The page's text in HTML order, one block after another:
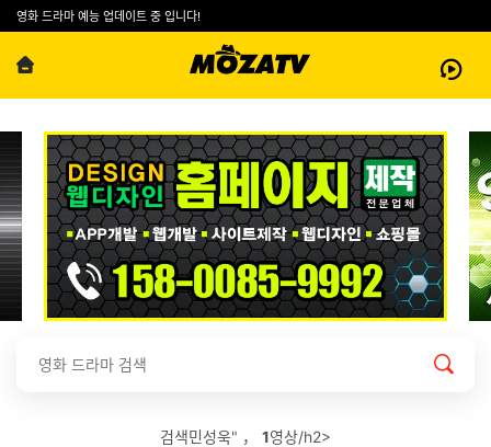
영화 드라마 예능 업데이트 중 입니다!
검색민성욱" ， 1영상/h2>